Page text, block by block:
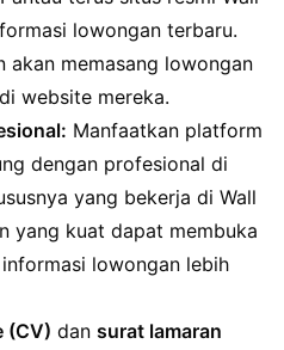
lowongan terbaru.
akan memasang lowongan
website mereka.
Manfaatkan platform
dengan profesional di
yang bekerja di Wall
yang kuat dapat membuka
lowongan lebih
(CV) dan surat lamaran